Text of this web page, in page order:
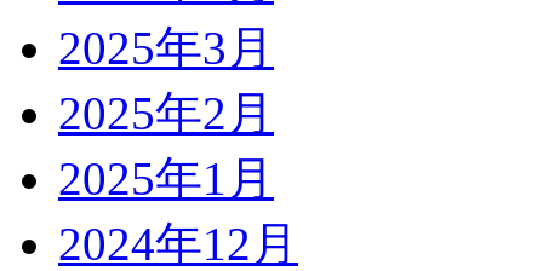
2025年3月
2025年2月
2025年1月
2024年12月